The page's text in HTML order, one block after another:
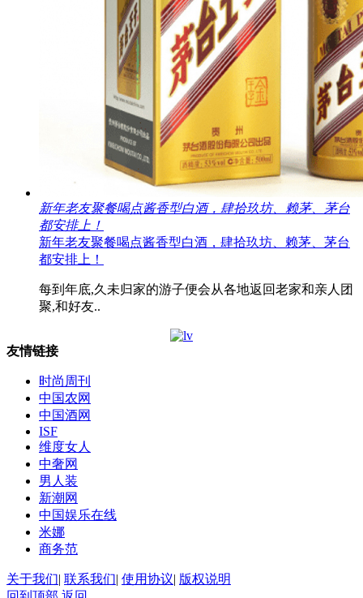
新年老友聚餐喝点酱香型白酒，肆拾玖坊、赖茅、茅台
都安排上！
新年老友聚餐喝点酱香型白酒，肆拾玖坊、赖茅、茅台
都安排上！
每到年底,久未归家的游子便会从各地返回老家和亲人团
聚,和好友..
友情链接
时尚周刊
中国农网
中国酒网
ISF
维度女人
中奢网
男人装
新潮网
中国娱乐在线
米娜
商务范
关于我们| 联系我们| 使用协议| 版权说明